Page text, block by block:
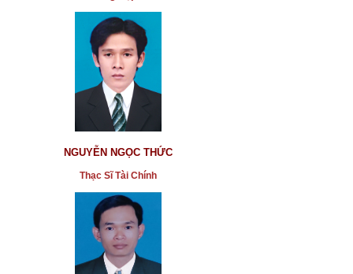
NGUYỄN NGỌC THỨC
Thạc Sĩ Tài Chính